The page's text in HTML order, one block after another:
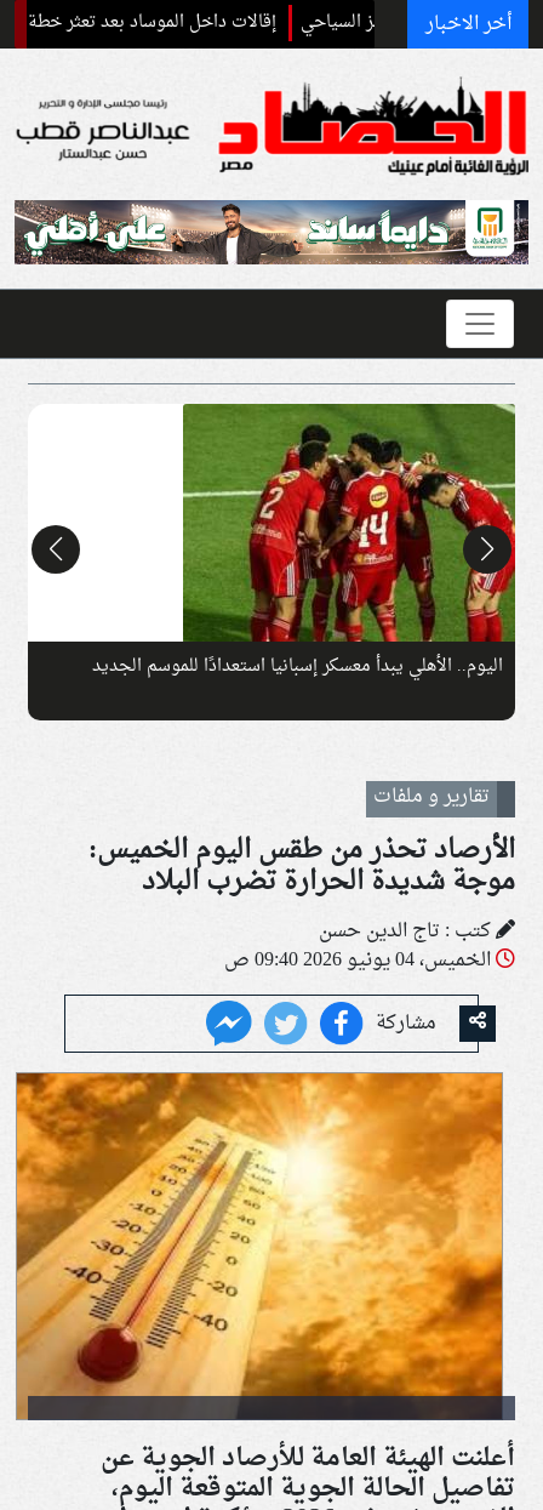
أخر الاخبار
الخبز السياحي إقالات داخل الموساد بعد تعثر خطة إسقاط النظام
اليوم.. الأهلي يبدأ معسكر إسبانيا استعدادًا للموسم الجديد
تقارير و ملفات
الأرصاد تحذر من طقس اليوم الخميس:
موجة شديدة الحرارة تضرب البلاد
كتب : تاج الدين حسن
الخميس، 04 يونيو 2026 09:40 ص
مشاركة
أعلنت الهيئة العامة للأرصاد الجوية عن
تفاصيل الحالة الجوية المتوقعة اليوم،